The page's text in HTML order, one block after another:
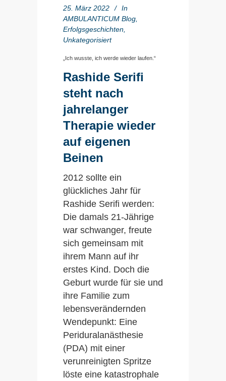
25. März 2022
In
AMBULANTICUM Blog
Erfolgsgeschichten
Unkategorisiert
„Ich wusste, ich werde wieder laufen.“
Rashide Serifi
steht nach
jahrelanger
Therapie wieder
auf eigenen
Beinen
2012 sollte ein
glückliches Jahr für
Rashide Serifi werden:
Die damals 21-Jährige
war schwanger, freute
sich gemeinsam mit
ihrem Mann auf ihr
erstes Kind. Doch die
Geburt wurde für sie und
ihre Familie zum
lebensverändernden
Wendepunkt: Eine
Periduralanästhesie
(PDA) mit einer
verunreinigten Spritze
löste eine katastrophale